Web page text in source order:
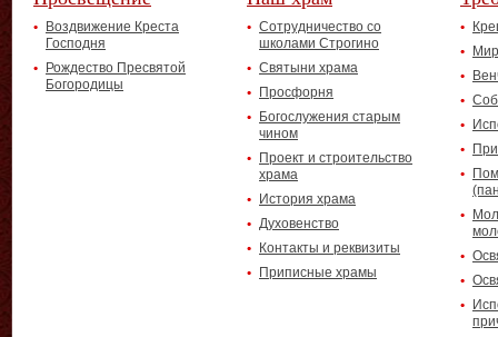
Воздвижение Креста
Господня
Рождество Пресвятой
Богородицы
Сотрудничество со
школами Строгино
Святыни храма
Просфорня
Богослужения старым
чином
Проект и строительство
храма
История храма
Духовенство
Контакты и реквизиты
Приписные храмы